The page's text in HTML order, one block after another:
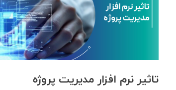
تاثیر نرم افزار مدیریت پروژه